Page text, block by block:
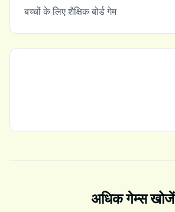
बच्चों के लिए शैक्षिक बोर्ड गेम
अधिक गेम्स खोजें